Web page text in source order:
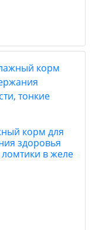
корм для
здоровья
в желе